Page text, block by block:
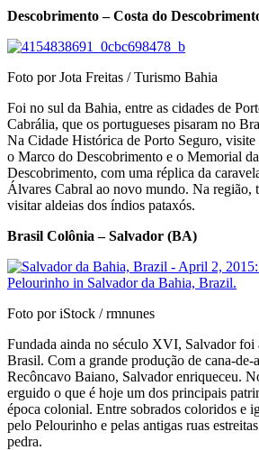
Descobrimento – Costa do
Foto por Jota Freitas / Turismo Bahia
Foi no sul da Bahia, entre as cidades de
Cabrália, que os portugueses pisaram no
Na Cidade Histórica de Porto Seguro, visite
o Marco do Descobrimento e o Memorial
Descobrimento, com uma réplica da
Álvares Cabral ao novo mundo. Na região,
visitar aldeias dos índios pataxós.
Brasil Colônia – Salvador (BA)
Foto por iStock / rmnunes
Fundada ainda no século XVI, Salvador foi
Brasil. Com a grande produção de cana-de-
Recôncavo Baiano, Salvador enriqueceu.
erguido o que é hoje um dos principais
época colonial. Entre sobrados coloridos e
pelo Pelourinho e pelas antigas ruas
pedra.